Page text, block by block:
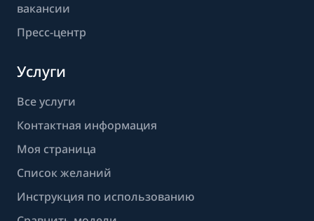
вакансии
Пресс-центр
Услуги
Все услуги
Контактная информация
Моя страница
Список желаний
Инструкция по использованию